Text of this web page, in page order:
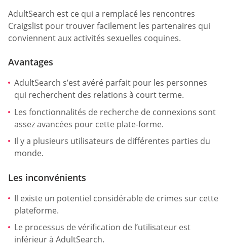
AdultSearch est ce qui a remplacé les rencontres
Craigslist pour trouver facilement les partenaires qui
conviennent aux activités sexuelles coquines.
Avantages
AdultSearch s’est avéré parfait pour les personnes
qui recherchent des relations à court terme.
Les fonctionnalités de recherche de connexions sont
assez avancées pour cette plate-forme.
Il y a plusieurs utilisateurs de différentes parties du
monde.
Les inconvénients
Il existe un potentiel considérable de crimes sur cette
plateforme.
Le processus de vérification de l’utilisateur est
inférieur à AdultSearch.